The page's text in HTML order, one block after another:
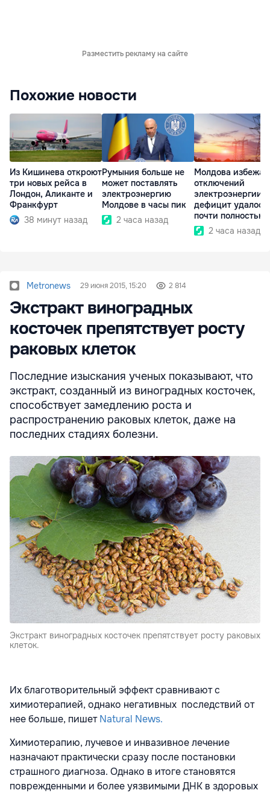
Разместить рекламу на сайте
Похожие новости
Из Кишинева откроют
три новых рейса в
Лондон, Аликанте и
Франкфурт
38 минут назад
Румыния больше не
может поставлять
электроэнергию
Молдове в часы пик
2 часа назад
Молдова
отключений
электроэнергии:
дефицит удалось
почти полностью
покрыть
2 часа назад
Metronews 29 июня 2015, 15:20 2 814
Экстракт виноградных
косточек препятствует росту
раковых клеток
Последние изыскания ученых показывают, что
экстракт, созданный из виноградных косточек,
способствует замедлению роста и
распространению раковых клеток, даже на
последних стадиях болезни.
Экстракт виноградных косточек препятствует росту раковых
клеток.
Их благотворительный эффект сравнивают с
химиотерапией, однако негативных последствий от
нее больше, пишетNatural News.
Химиотерапию, лучевое и инвазивное лечение
назначают практически сразу после постановки
страшного диагноза. Однако в итоге становятся
поврежденными и более уязвимыми ДНК в здоровых